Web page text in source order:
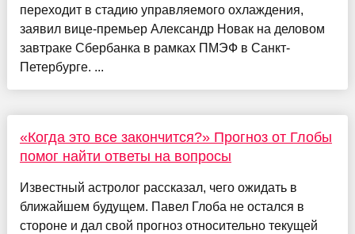
переходит в стадию управляемого охлаждения,
заявил вице-премьер Александр Новак на деловом
завтраке Сбербанка в рамках ПМЭФ в Санкт-
Петербурге. ...
«Когда это все закончится?» Прогноз от Глобы
помог найти ответы на вопросы
Известный астролог рассказал, чего ожидать в
ближайшем будущем. Павел Глоба не остался в
стороне и дал свой прогноз относительно текущей